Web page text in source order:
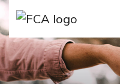
Skip to main content
Skip to sidebar options